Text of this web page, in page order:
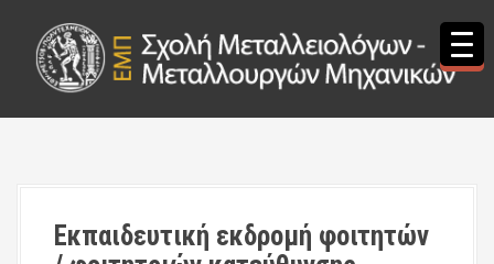
Εκπαιδευτική εκδρομή φοιτητών